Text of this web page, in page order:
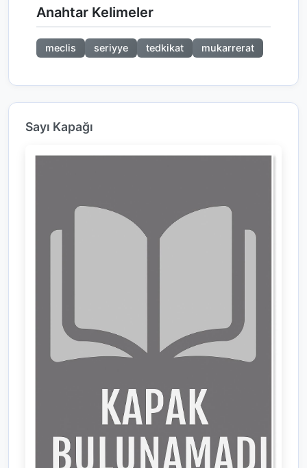
Anahtar Kelimeler
meclis seriyye tedkikat mukarrerat
Sayı Kapağı